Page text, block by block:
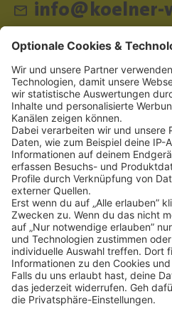
info@koelner-
Schnellzugriff
ZAHLUNGSMETHODEN
SOCIAL
NEWSLETTER
BESUCHEN SIE UNS
Alle Preise inkl. gesetzl.
Nachnahmegebühren, wenn nicht